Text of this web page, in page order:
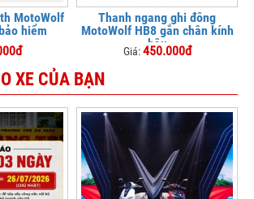
MotoWolf
hiểm
Thanh ngang ghi đông
MotoWolf HB8 gắn chân kính
hậu
Giá:450.000đ
XE CỦA BẠN